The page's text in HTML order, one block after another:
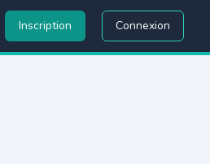
Inscription Connexion